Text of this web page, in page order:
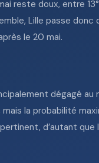
reste doux, entre
Lille passe donc
le 20 mai.
dégagé au
la probabilité
d’autant que